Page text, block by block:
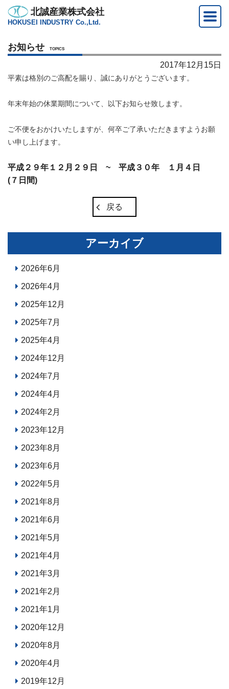
北誠産業株式会社
HOKUSEI INDUSTRY Co.,Ltd.
お知らせ TOPICS
2017年12月15日
平素は格別のご高配を賜り、誠にありがとうございます。
年末年始の休業期間について、以下お知らせ致します。
ご不便をおかけいたしますが、何卒ご了承いただきますようお願
い申し上げます。
平成２９年１２月２９日 ~ 平成３０年 １月４日
(７日間)
戻る
アーカイブ
2026年6月
2026年4月
2025年12月
2025年7月
2025年4月
2024年12月
2024年7月
2024年4月
2024年2月
2023年12月
2023年8月
2023年6月
2022年5月
2021年8月
2021年6月
2021年5月
2021年4月
2021年3月
2021年2月
2021年1月
2020年12月
2020年8月
2020年4月
2019年12月